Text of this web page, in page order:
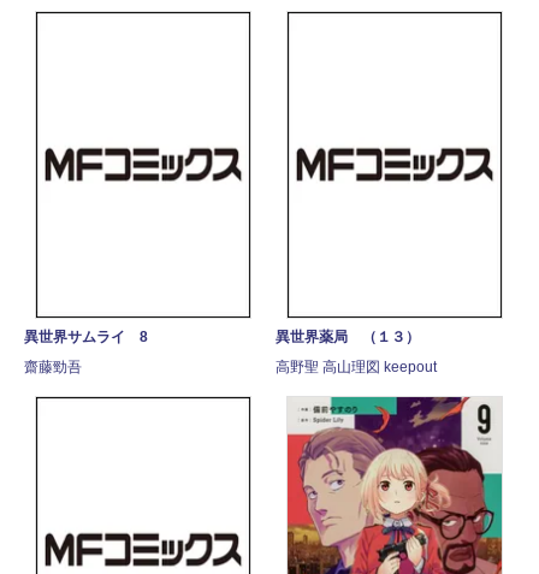
異世界サムライ 8
齋藤勁吾
異世界薬局 （１３）
高野聖 高山理図 keepout